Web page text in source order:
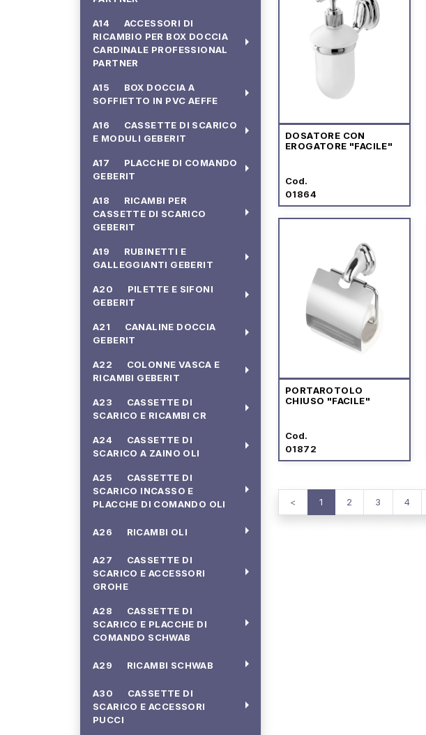
A14 ACCESSORI DI
RICAMBIO PER BOX DOCCIA
CARDINALE PROFESSIONAL
PARTNER
arrow_right
A15 BOX DOCCIA A
SOFFIETTO IN PVC AEFFE
arrow_right
A16 CASSETTE DI SCARICO
E MODULI GEBERIT
arrow_right
A17 PLACCHE DI COMANDO
GEBERIT
arrow_right
A18 RICAMBI PER
CASSETTE DI SCARICO
GEBERIT
arrow_right
A19 RUBINETTI E
GALLEGGIANTI GEBERIT
arrow_right
A20 PILETTE E SIFONI
GEBERIT
arrow_right
A21 CANALINE DOCCIA
GEBERIT
arrow_right
A22 COLONNE VASCA E
RICAMBI GEBERIT
arrow_right
A23 CASSETTE DI
SCARICO E RICAMBI CR
arrow_right
A24 CASSETTE DI
SCARICO A ZAINO OLI
arrow_right
A25 CASSETTE DI
SCARICO INCASSO E
PLACCHE DI COMANDO OLI
arrow_right
A26 RICAMBI OLI arrow_right
A27 CASSETTE DI
SCARICO E ACCESSORI
GROHE
arrow_right
A28 CASSETTE DI
SCARICO E PLACCHE DI
COMANDO SCHWAB
arrow_right
A29 RICAMBI SCHWAB arrow_right
A30 CASSETTE DI
SCARICO E ACCESSORI
PUCCI
arrow_right
DOSATORE CON
EROGATORE "FACILE"
Cod.
01864
PORTAROTOLO
CHIUSO "FACILE"
Cod.
01872
< 1 2 3 4